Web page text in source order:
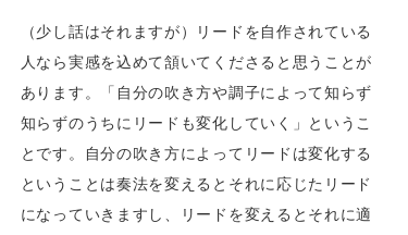
（少し話はそれますが）リードを自作されている
人なら実感を込めて頷いてくださると思うことが
あります。「自分の吹き方や調子によって知らず
知らずのうちにリードも変化していく」というこ
とです。自分の吹き方によってリードは変化する
ということは奏法を変えるとそれに応じたリード
になっていきますし、リードを変えるとそれに適